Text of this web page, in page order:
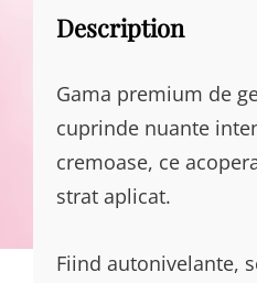
Description
Gama premium de
cuprinde nuante
cremoase, ce
strat aplicat.
Fiind autonivelante,